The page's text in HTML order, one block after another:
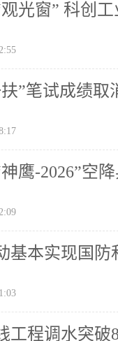
光窗” 科创
”笔试成绩取
鹰-2026”空
基本实现国
工程调水突破